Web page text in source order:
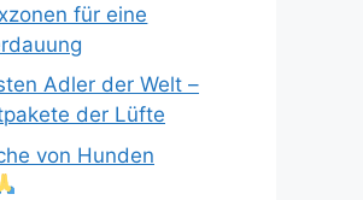
für eine
Adler der Welt –
der Lüfte
von Hunden